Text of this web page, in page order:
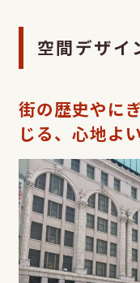
空間デザイ
街の歴史やに
じる、心地よ